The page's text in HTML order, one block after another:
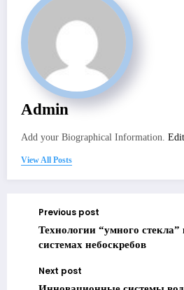
Admin
Add your Biographical Information.
View All Posts
Previous post
Технологии “умного
системах небоскребов
Next post